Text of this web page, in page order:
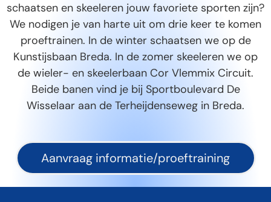
schaatsen en skeeleren jouw favoriete sporten zijn?
We nodigen je van harte uit om drie keer te komen
proeftrainen. In de winter schaatsen we op de
Kunstijsbaan Breda. In de zomer skeeleren we op
de wieler- en skeelerbaan Cor Vlemmix Circuit.
Beide banen vind je bij Sportboulevard De
Wisselaar aan de Terheijdenseweg in Breda.
Aanvraag informatie/proeftraining